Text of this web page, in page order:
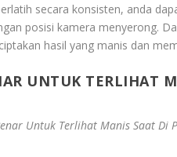
secara konsisten, anda
posisi kamera menyerong.
hasil yang manis dan
UNTUK TERLIHAT
Untuk Terlihat Manis Saat Di